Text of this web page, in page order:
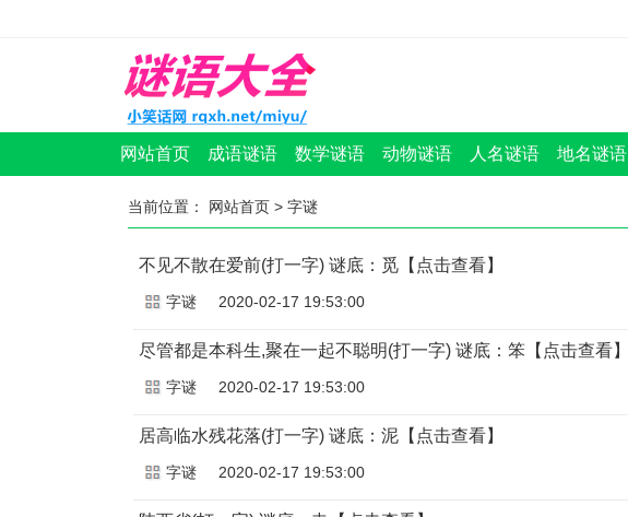
网站首页 成语谜语 数学谜语 动物谜语 人名谜语 地名谜语
当前位置： 网站首页 > 字谜
不见不散在爱前(打一字) 谜底：觅【点击查看】
2020-02-17 19:53:00
字谜
尽管都是本科生,聚在一起不聪明(打一字) 谜底：笨【点击查看】
2020-02-17 19:53:00
字谜
居高临水残花落(打一字) 谜底：泥【点击查看】
2020-02-17 19:53:00
字谜